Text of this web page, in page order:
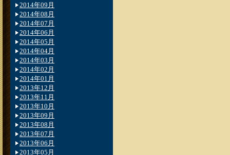
2014年09月
2014年08月
2014年07月
2014年06月
2014年05月
2014年04月
2014年03月
2014年02月
2014年01月
2013年12月
2013年11月
2013年10月
2013年09月
2013年08月
2013年07月
2013年06月
2013年05月